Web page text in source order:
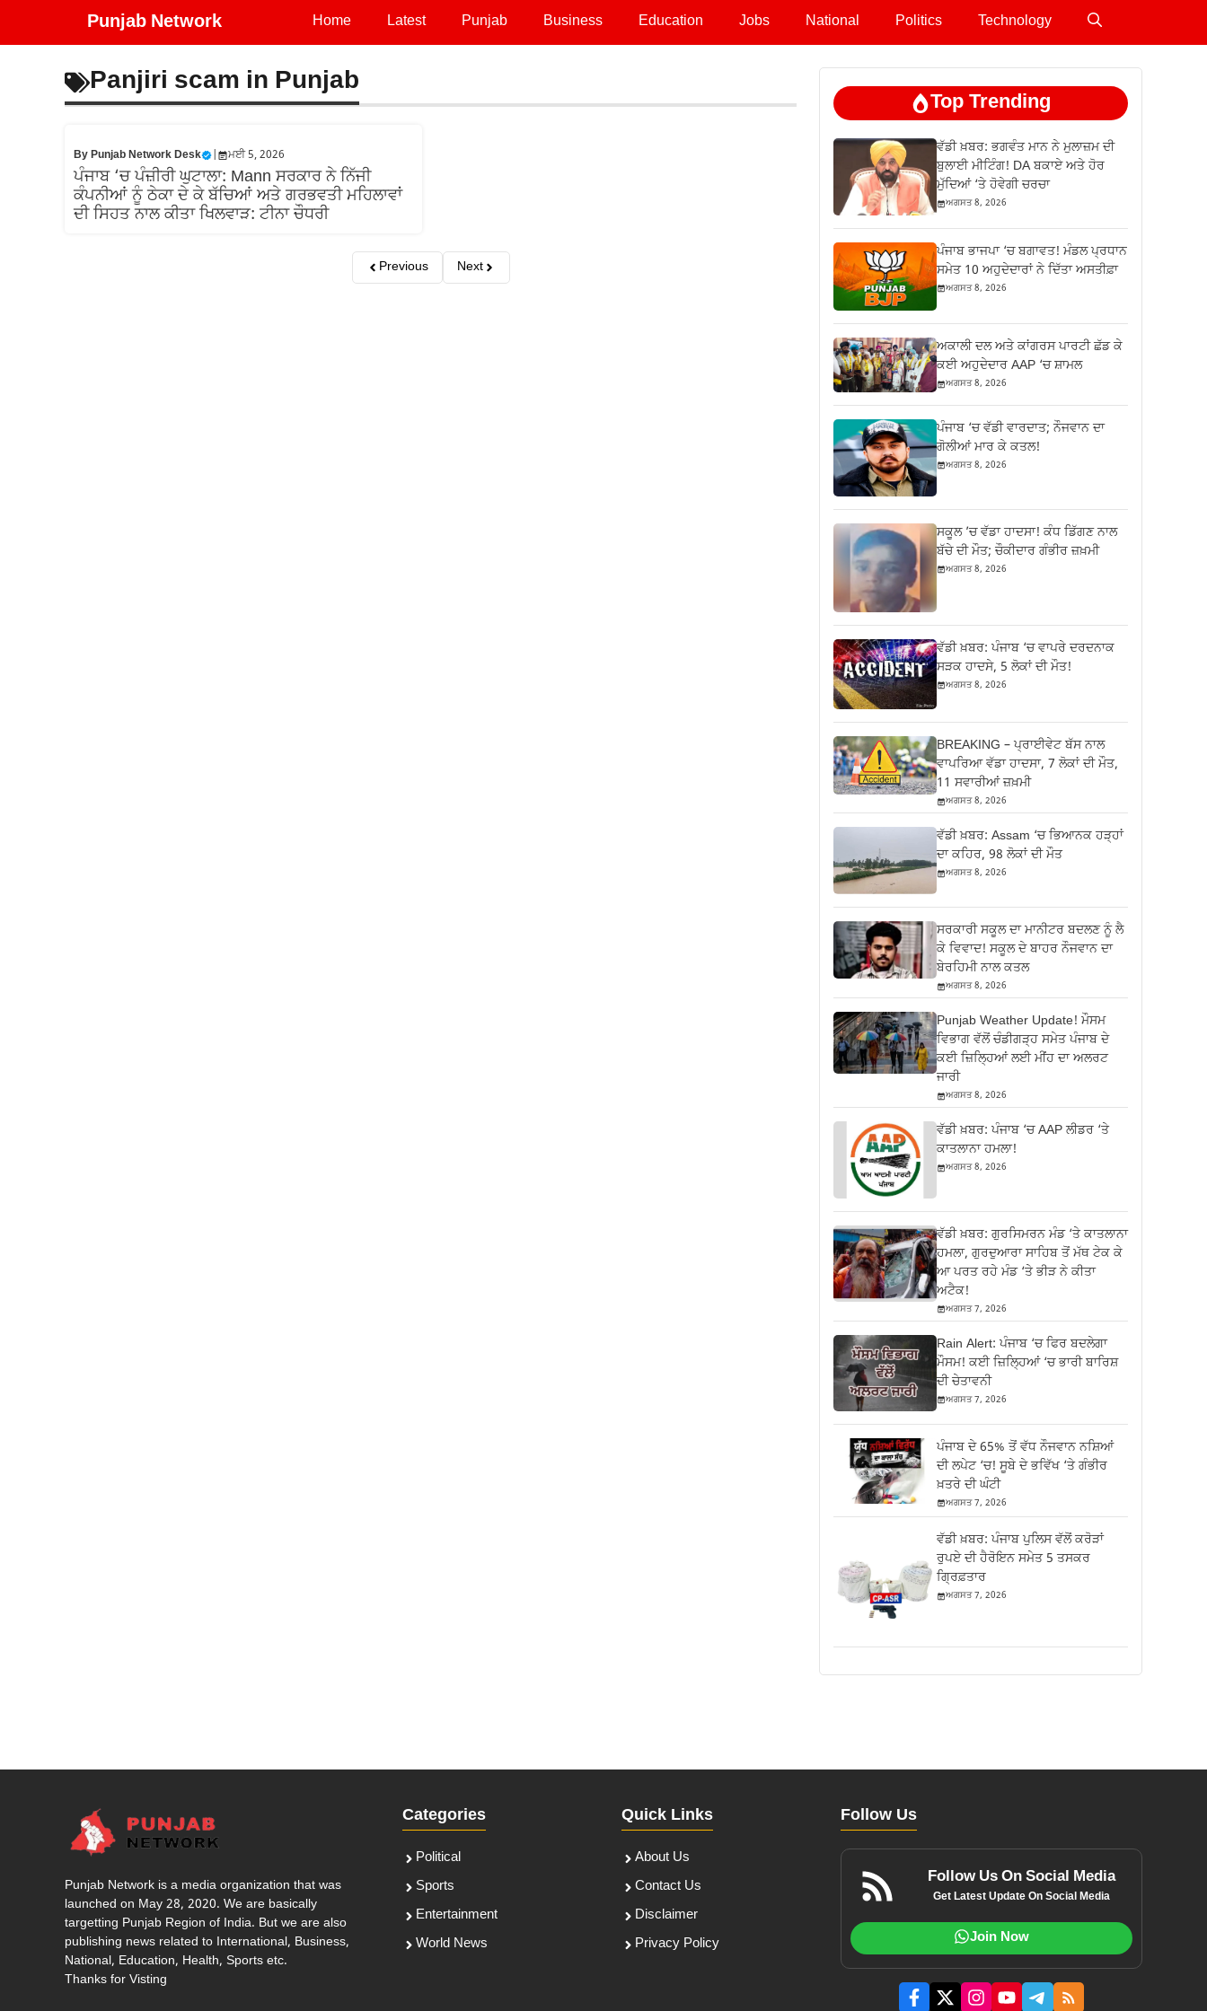
Punjab Network Home Latest Punjab Business Education Jobs National Politics Technology
Panjiri scam in Punjab
ByPunjab Network Desk ਮਈ 5, 2026
ਪੰਜਾਬ ‘ਚ ਪੰਜ਼ੀਰੀ ਘੁਟਾਲਾ: Mann ਸਰਕਾਰ ਨੇ ਨਿੱਜੀ
ਕੰਪਨੀਆਂ ਨੂੰ ਠੇਕਾ ਦੇ ਕੇ ਬੱਚਿਆਂ ਅਤੇ ਗਰਭਵਤੀ ਮਹਿਲਾਵਾਂ
ਦੀ ਸਿਹਤ ਨਾਲ ਕੀਤਾ ਖਿਲਵਾੜ: ਟੀਨਾ ਚੌਧਰੀ
Previous Next
Top Trending
ਵੱਡੀ ਖ਼ਬਰ: ਭਗਵੰਤ ਮਾਨ ਨੇ ਮੁਲਾਜ਼ਮ ਦੀ
ਬੁਲਾਈ ਮੀਟਿੰਗ! DA ਬਕਾਏ ਅਤੇ ਹੋਰ
ਮੁੱਦਿਆਂ ‘ਤੇ ਹੋਵੇਗੀ ਚਰਚਾ
ਅਗਸਤ 8, 2026
ਪੰਜਾਬ ਭਾਜਪਾ ‘ਚ ਬਗਾਵਤ! ਮੰਡਲ ਪ੍ਰਧਾਨ
ਸਮੇਤ 10 ਅਹੁਦੇਦਾਰਾਂ ਨੇ ਦਿੱਤਾ ਅਸਤੀਫ਼ਾ
ਅਗਸਤ 8, 2026
ਅਕਾਲੀ ਦਲ ਅਤੇ ਕਾਂਗਰਸ ਪਾਰਟੀ ਛੱਡ ਕੇ
ਕਈ ਅਹੁਦੇਦਾਰ AAP ‘ਚ ਸ਼ਾਮਲ
ਅਗਸਤ 8, 2026
ਪੰਜਾਬ ‘ਚ ਵੱਡੀ ਵਾਰਦਾਤ; ਨੌਜਵਾਨ ਦਾ
ਗੋਲੀਆਂ ਮਾਰ ਕੇ ਕਤਲ!
ਅਗਸਤ 8, 2026
ਸਕੂਲ ’ਚ ਵੱਡਾ ਹਾਦਸਾ! ਕੰਧ ਡਿੱਗਣ ਨਾਲ
ਬੱਚੇ ਦੀ ਮੌਤ; ਚੌਕੀਦਾਰ ਗੰਭੀਰ ਜ਼ਖ਼ਮੀ
ਅਗਸਤ 8, 2026
ਵੱਡੀ ਖ਼ਬਰ: ਪੰਜਾਬ ‘ਚ ਵਾਪਰੇ ਦਰਦਨਾਕ
ਸੜਕ ਹਾਦਸੇ, 5 ਲੋਕਾਂ ਦੀ ਮੌਤ!
ਅਗਸਤ 8, 2026
BREAKING – ਪ੍ਰਾਈਵੇਟ ਬੱਸ ਨਾਲ
ਵਾਪਰਿਆ ਵੱਡਾ ਹਾਦਸਾ, 7 ਲੋਕਾਂ ਦੀ ਮੌਤ,
11 ਸਵਾਰੀਆਂ ਜ਼ਖ਼ਮੀ
ਅਗਸਤ 8, 2026
ਵੱਡੀ ਖ਼ਬਰ: Assam ‘ਚ ਭਿਆਨਕ ਹੜ੍ਹਾਂ
ਦਾ ਕਹਿਰ, 98 ਲੋਕਾਂ ਦੀ ਮੌਤ
ਅਗਸਤ 8, 2026
ਸਰਕਾਰੀ ਸਕੂਲ ਦਾ ਮਾਨੀਟਰ ਬਦਲਣ ਨੂੰ ਲੈ
ਕੇ ਵਿਵਾਦ! ਸਕੂਲ ਦੇ ਬਾਹਰ ਨੌਜਵਾਨ ਦਾ
ਬੇਰਹਿਮੀ ਨਾਲ ਕਤਲ
ਅਗਸਤ 8, 2026
Punjab Weather Update! ਮੌਸਮ
ਵਿਭਾਗ ਵੱਲੋਂ ਚੰਡੀਗੜ੍ਹ ਸਮੇਤ ਪੰਜਾਬ ਦੇ
ਕਈ ਜ਼ਿਲ੍ਹਿਆਂ ਲਈ ਮੀਂਹ ਦਾ ਅਲਰਟ
ਜਾਰੀ
ਅਗਸਤ 8, 2026
ਵੱਡੀ ਖ਼ਬਰ: ਪੰਜਾਬ ‘ਚ AAP ਲੀਡਰ ‘ਤੇ
ਕਾਤਲਾਨਾ ਹਮਲਾ!
ਅਗਸਤ 8, 2026
ਵੱਡੀ ਖ਼ਬਰ: ਗੁਰਸਿਮਰਨ ਮੰਡ ‘ਤੇ ਕਾਤਲਾਨਾ
ਹਮਲਾ, ਗੁਰਦੁਆਰਾ ਸਾਹਿਬ ਤੋਂ ਮੱਥ ਟੇਕ ਕੇ
ਆ ਪਰਤ ਰਹੇ ਮੰਡ ‘ਤੇ ਭੀੜ ਨੇ ਕੀਤਾ
ਅਟੈਕ!
ਅਗਸਤ 7, 2026
Rain Alert: ਪੰਜਾਬ ‘ਚ ਫਿਰ ਬਦਲੇਗਾ
ਮੌਸਮ! ਕਈ ਜ਼ਿਲ੍ਹਿਆਂ ‘ਚ ਭਾਰੀ ਬਾਰਿਸ਼
ਦੀ ਚੇਤਾਵਨੀ
ਅਗਸਤ 7, 2026
ਪੰਜਾਬ ਦੇ 65% ਤੋਂ ਵੱਧ ਨੌਜਵਾਨ ਨਸ਼ਿਆਂ
ਦੀ ਲਪੇਟ ‘ਚ! ਸੂਬੇ ਦੇ ਭਵਿੱਖ ‘ਤੇ ਗੰਭੀਰ
ਖ਼ਤਰੇ ਦੀ ਘੰਟੀ
ਅਗਸਤ 7, 2026
ਵੱਡੀ ਖ਼ਬਰ: ਪੰਜਾਬ ਪੁਲਿਸ ਵੱਲੋਂ ਕਰੋੜਾਂ
ਰੁਪਏ ਦੀ ਹੈਰੋਇਨ ਸਮੇਤ 5 ਤਸਕਰ
ਗ੍ਰਿਫ਼ਤਾਰ
ਅਗਸਤ 7, 2026
Punjab Network is a media organization that was
launched on May 28, 2020. We are basically
targetting Punjab Region of India. But we are also
publishing news related to International, Business,
National, Education, Health, Sports etc.
Thanks for Visting
Categories
Political
Sports
Entertainment
World News
Quick Links
About Us
Contact Us
Disclaimer
Privacy Policy
Follow Us
Follow Us On Social Media
Get Latest Update On Social Media
Join Now